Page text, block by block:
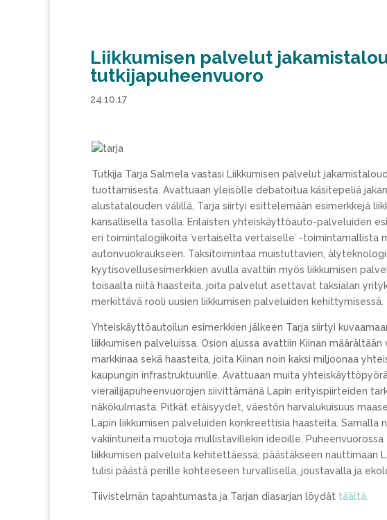
Liikkumisen palvelut
tutkijapuheenvuoro
24.10.17
Tutkija Tarja Salmela vastasi Liikkumisen palvelut
tuottamisesta. Avattuaan yleisölle debatoitua käsitepeliä
alustatalouden välillä, Tarja siirtyi esittelemään esimerkkejä
kansallisella tasolla. Erilaisten yhteiskäyttöauto-palveluiden
eri toimintalogiikoita ’vertaiselta vertaiselle’ -toimintamallista
autonvuokraukseen. Taksitoimintaa muistuttavien,
kyytisovellusesimerkkien avulla avattiin myös liikkumisen
toisaalta niitä haasteita, joita palvelut asettavat taksialan
merkittävä rooli uusien liikkumisen palveluiden kehittymisessä.
Yhteiskäyttöautoilun esimerkkien jälkeen Tarja siirtyi
liikkumisen palveluissa. Osion alussa avattiin Kiinan
markkinaa sekä haasteita, joita Kiinan noin kaksi miljoonaa
kaupungin infrastruktuurille. Avattuaan muita
vierailijapuheenvuorojen siivittämänä Lapin erityispiirteiden
näkökulmasta. Pitkät etäisyydet, väestön harvalukuisuus
Lapin liikkumisen palveluiden konkreettisia haasteita. Samalla
vakiintuneita muotoja mullistavillekin ideoille.
liikkumisen palveluita kehitettäessä; päästäkseen nauttimaan
tulisi päästä perille kohteeseen turvallisella, joustavalla ja
Tiivistelmän tapahtumasta ja Tarjan diasarjan löydät täältä.